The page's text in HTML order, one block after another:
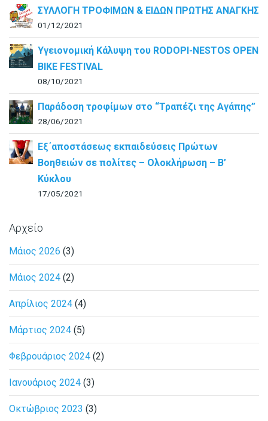
ΣΥΛΛΟΓΗ ΤΡΟΦΙΜΩΝ & ΕΙΔΩΝ ΠΡΩΤΗΣ ΑΝΑΓΚΗΣ
01/12/2021
Υγειονομική Κάλυψη του RODOPI-NESTOS OPEN
BIKE FESTIVAL
08/10/2021
Παράδοση τροφίμων στο “Τραπέζι της Αγάπης”
28/06/2021
Εξ΄αποστάσεως εκπαιδεύσεις Πρώτων
Βοηθειών σε πολίτες – Ολοκλήρωση – B’
Κύκλου
17/05/2021
Αρχείο
Μάιος 2026 (3)
Μάιος 2024 (2)
Απρίλιος 2024 (4)
Μάρτιος 2024 (5)
Φεβρουάριος 2024 (2)
Ιανουάριος 2024 (3)
Οκτώβριος 2023 (3)